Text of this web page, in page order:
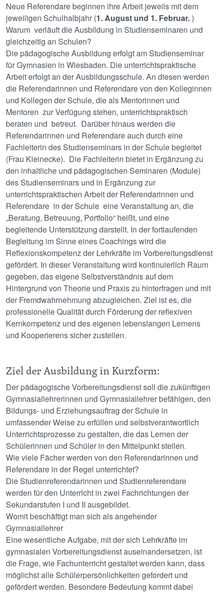
Neue Referendare beginnen ihre Arbeit jeweils mit dem
jeweiligen Schulhalbjahr (1. August und 1. Februar.)
Warum verläuft die Ausbildung in Studienseminaren und
gleichzeitig an Schulen?
Die pädagogische Ausbildung erfolgt am Studienseminar
für Gymnasien in Wiesbaden. Die unterrichtspraktische
Arbeit erfolgt an der Ausbildungsschule. An diesen werden
die Referendarinnen und Referendare von den Kolleginnen
und Kollegen der Schule, die als Mentorinnen und
Mentoren zur Verfügung stehen, unterrichtspraktisch
beraten und betreut. Darüber hinaus werden die
Referendarinnen und Referendare auch durch eine
Fachleiterin des Studienseminars in der Schule begleitet
(Frau Kleinecke). Die Fachleiterin bietet in Ergänzung zu
den inhaltliche und pädagogischen Seminaren (Module)
des Studienseminars und in Ergänzung zur
unterrichtspraktischen Arbeit der Referendarinnen und
Referendare in der Schule eine Veranstaltung an, die
„Beratung, Betreuung, Portfolio“ heißt, und eine
begleitende Unterstützung darstellt. In der fortlaufenden
Begleitung im Sinne eines Coachings wird die
Reflexionskompetenz der Lehrkräfte im Vorbereitungsdienst
gefördert. In dieser Veranstaltung wird kontinuierlich Raum
gegeben, das eigene Selbstverständnis auf dem
Hintergrund von Theorie und Praxis zu hinterfragen und mit
der Fremdwahrnehmung abzugleichen. Ziel ist es, die
professionelle Qualität durch Förderung der reflexiven
Kernkompetenz und des eigenen lebenslangen Lernens
und Kooperierens sicher zustellen.
Ziel der Ausbildung in Kurzform:
Der pädagogische Vorbereitungsdienst soll die zukünftigen
Gymnasiallehrerinnen und Gymnasiallehrer befähigen, den
Bildungs- und Erziehungsauftrag der Schule in
umfassender Weise zu erfüllen und selbstverantwortlich
Unterrichtsprozesse zu gestalten, die das Lernen der
Schülerinnen und Schüler in den Mittelpunkt stellen.
Wie viele Fächer werden von den Referendarinnen und
Referendare in der Regel unterrichtet?
Die Studienreferendarinnen und Studienreferendare
werden für den Unterricht in zwei Fachrichtungen der
Sekundarstufen I und II ausgebildet.
Womit beschäftigt man sich als angehender
Gymnasiallehrer
Eine wesentliche Aufgabe, mit der sich Lehrkräfte im
gymnasialen Vorbereitungsdienst auseinandersetzen, ist
die Frage, wie Fachunterricht gestaltet werden kann, dass
möglichst alle Schülerpersönlichkeiten gefordert und
gefördert werden. Besondere Bedeutung kommt dabei